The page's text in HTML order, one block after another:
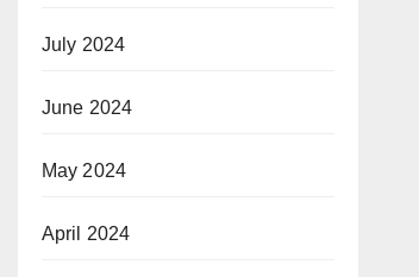
July 2024
June 2024
May 2024
April 2024